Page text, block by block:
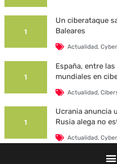
1
Un ciberataque
Baleares
Actualidad,
1
España, entre
mundiales en
Actualidad,
1
Ucrania anuncia
Rusia alega no
Actualidad,
La Universidad